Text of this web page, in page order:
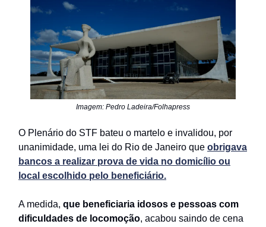
Imagem: Pedro Ladeira/Folhapress
O Plenário do STF bateu o martelo e invalidou, por
unanimidade, uma lei do Rio de Janeiro que obrigava
bancos a realizar prova de vida no domicílio ou
local escolhido pelo beneficiário.
A medida, que beneficiaria idosos e pessoas com
dificuldades de locomoção, acabou saindo de cena